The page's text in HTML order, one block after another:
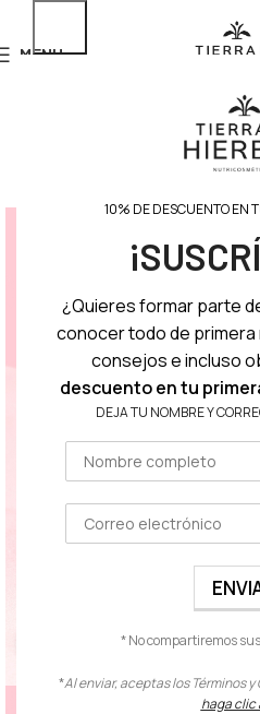
10% DE DESCUENTO EN
¿Quieres formar parte
conocer todo de primera
consejos e incluso
descuento en tu
DEJA TU NOMBRE Y
* No compartiremos
*Al enviar, aceptas los Términos
haga clic
MENU
Click to enlarge